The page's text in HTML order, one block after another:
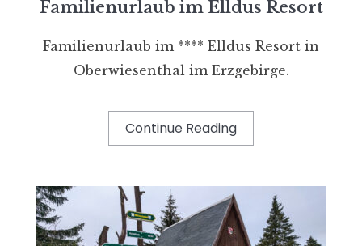
Familienurlaub im Elldus Resort
Familienurlaub im **** Elldus Resort in
Oberwiesenthal im Erzgebirge.
Continue Reading